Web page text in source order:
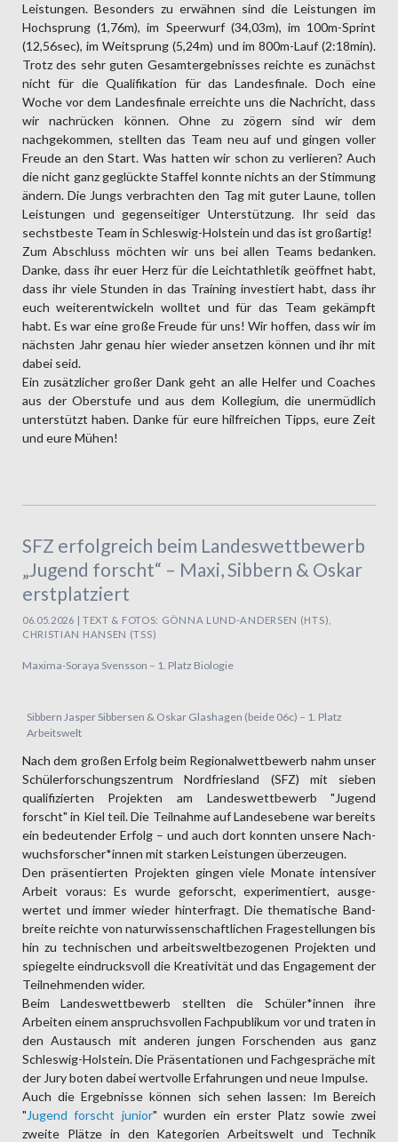
Leistungen. Besonders zu erwähnen sind die Leistungen im
Hochsprung (1,76m), im Speerwurf (34,03m), im 100m-Sprint
(12,56sec), im Weitsprung (5,24m) und im 800m-Lauf (2:18min).
Trotz des sehr guten Gesamtergebnisses reichte es zunächst
nicht für die Qualifikation für das Landesfinale. Doch eine
Woche vor dem Landesfinale erreichte uns die Nachricht, dass
wir nachrücken können. Ohne zu zögern sind wir dem
nachgekommen, stellten das Team neu auf und gingen voller
Freude an den Start. Was hatten wir schon zu verlieren? Auch
die nicht ganz geglückte Staffel konnte nichts an der Stimmung
ändern. Die Jungs verbrachten den Tag mit guter Laune, tollen
Leistungen und gegenseitiger Unterstützung. Ihr seid das
sechstbeste Team in Schleswig-Holstein und das ist großartig!
Zum Abschluss möchten wir uns bei allen Teams bedanken.
Danke, dass ihr euer Herz für die Leichtathletik geöffnet habt,
dass ihr viele Stunden in das Training investiert habt, dass ihr
euch weiterentwickeln wolltet und für das Team gekämpft
habt. Es war eine große Freude für uns! Wir hoffen, dass wir im
nächsten Jahr genau hier wieder ansetzen können und ihr mit
dabei seid.
Ein zusätzlicher großer Dank geht an alle Helfer und Coaches
aus der Oberstufe und aus dem Kollegium, die unermüdlich
unterstützt haben. Danke für eure hilfreichen Tipps, eure Zeit
und eure Mühen!
SFZ erfolgreich beim Landeswettbewerb
„Jugend forscht“ – Maxi, Sibbern & Oskar
erstplatziert
06.05.2026 | TEXT & FOTOS: GÖNNA LUND-ANDERSEN (HTS),
CHRISTIAN HANSEN (TSS)
Maxima-Soraya Svensson – 1. Platz Biologie
Sibbern Jasper Sibbersen & Oskar Glashagen (beide 06c) – 1. Platz
Arbeitswelt
Nach dem großen Erfolg beim Regional­wett­bewerb nahm unser
Schüler­forschungs­zentrum Nord­friesland (SFZ) mit sieben
qualifi­zierten Projekten am Landes­wett­bewerb "Jugend
forscht" in Kiel teil. Die Teil­nahme auf Landes­ebene war bereits
ein bedeu­tender Erfolg – und auch dort konnten unsere Nach­
wuchs­forscher*innen mit starken Leistungen über­zeugen.
Den präsen­tierten Projekten gingen viele Monate intensiver
Arbeit voraus: Es wurde geforscht, experi­mentiert, ausge­
wertet und immer wieder hinter­fragt. Die thematische Band­
breite reichte von natur­wissen­schaftlichen Frage­stellun­gen bis
hin zu tech­nischen und arbeits­welt­bezogenen Projekten und
spiegelte ein­drucks­voll die Kreativität und das Engage­ment der
Teil­nehmen­den wider.
Beim Landes­wett­bewerb stellten die Schüler*innen ihre
Arbeiten einem anspruchs­vollen Fach­publikum vor und traten in
den Austausch mit anderen jungen Forschen­den aus ganz
Schleswig-Holstein. Die Präsen­tationen und Fach­gespräche mit
der Jury boten dabei wert­volle Erfahrungen und neue Impulse.
Auch die Ergebnisse können sich sehen lassen: Im Bereich
" Jugend forscht junior" wurden ein erster Platz sowie zwei
zweite Plätze in den Kate­gorien Arbeits­welt und Technik